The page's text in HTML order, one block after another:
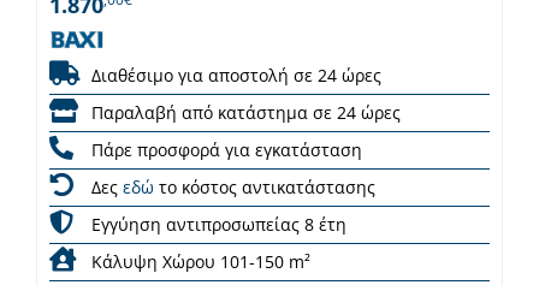
Διαθέσιμο για αποστολή σε 24 ώρες
Παραλαβή από κατάστημα σε 24 ώρες
Πάρε προσφορά για εγκατάσταση
Δες εδώ το κόστος αντικατάστασης
Εγγύηση αντιπροσωπείας 8 έτη
Κάλυψη Χώρου 101-150 m²